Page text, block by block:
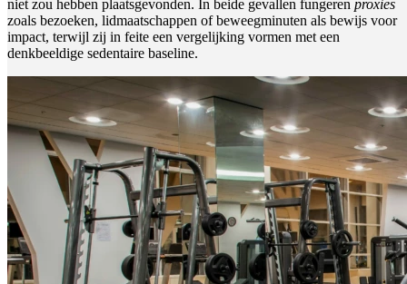
niet zou hebben plaatsgevonden. In beide gevallen fungeren proxies
zoals bezoeken, lidmaatschappen of beweegminuten als bewijs voor
impact, terwijl zij in feite een vergelijking vormen met een
denkbeeldige sedentaire baseline.